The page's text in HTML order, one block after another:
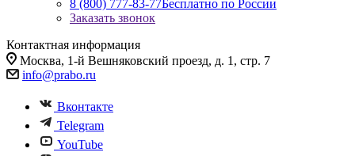
8 (800) 777-83-77Бесплатно по России
Заказать звонок
Контактная информация
Москва, 1-й Вешняковский проезд, д. 1, стр. 7
info@prabo.ru
Вконтакте
Telegram
YouTube